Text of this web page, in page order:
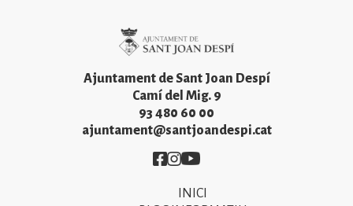
Ajuntament de Sant Joan Despí
Camí del Mig. 9
93 480 60 00
ajuntament@santjoandespi.cat
Imatge
Imatge
Imatge
INICI